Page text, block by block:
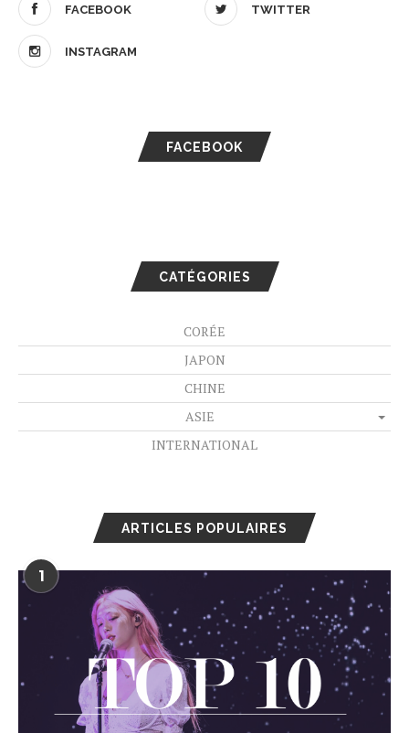
FACEBOOK TWITTER
INSTAGRAM
FACEBOOK
CATÉGORIES
CORÉE
JAPON
CHINE
ASIE
INTERNATIONAL
ARTICLES POPULAIRES
1